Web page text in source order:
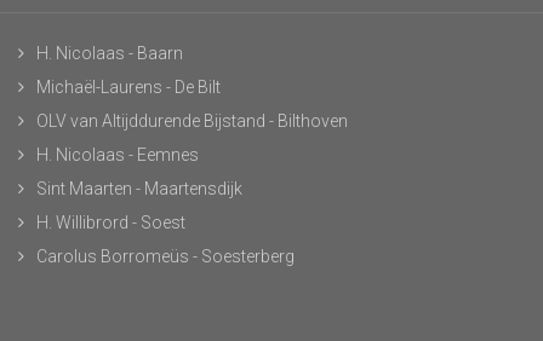
H. Nicolaas - Baarn
Michaël-Laurens - De Bilt
OLV van Altijddurende Bijstand - Bilthoven
H. Nicolaas - Eemnes
Sint Maarten - Maartensdijk
H. Willibrord - Soest
Carolus Borromeüs - Soesterberg